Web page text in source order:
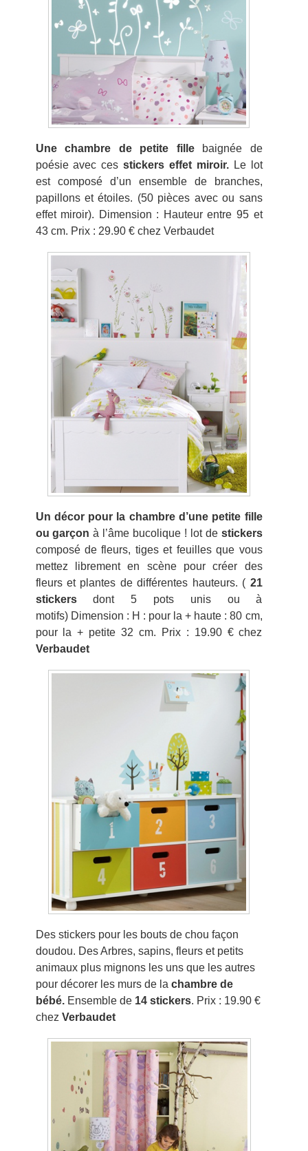
Une chambre de petite fille
baignée de
poésie avec cesstickers effet miroir. Le lot
est composé d’un ensemble de branches,
papillons et étoiles. (50 pièces avec ou sans
effet miroir). Dimension : Hauteur entre 95 et
43 cm. Prix : 29.90 € chez Verbaudet
Un décor pour la chambre d’une petite fille
ou garçonà l’âme bucolique ! lot de stickers
composé de fleurs, tiges et feuilles que vous
mettez librement en scène pour créer des
fleurs et plantes de différentes hauteurs. ( 21
stickersdont 5 pots unis ou à
motifs) Dimension : H : pour la + haute : 80 cm,
pour la + petite 32 cm. Prix : 19.90 € chez
Verbaudet
Des stickers pour les bouts de chou façon
doudou. Des Arbres, sapins, fleurs et petits
animaux plus mignons les uns que les autres
pour décorer les murs de la chambre de
bébé. Ensemble de 14 stickers. Prix : 19.90 €
chez Verbaudet